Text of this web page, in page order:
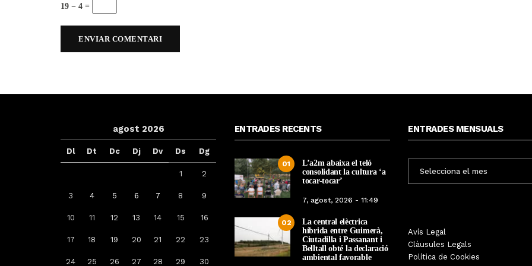
19 − 4 =
agost 2026
Dl Dt Dc Dj Dv Ds Dg
1 2
3 4 5 6 7 8 9
10 11 12 13 14 15 16
17 18 19 20 21 22 23
24 25 26 27 28 29 30
ENTRADES RECENTS
01
L’a2m abaixa el teló
consolidant la cultura ‘a
tocar-tocar’
7, agost, 2026 - 11:49
02
La central elèctrica
híbrida entre Guimerà,
Ciutadilla i Passanant i
Belltall obté la declaració
ambiental favorable
ENTRADES MENSUALS
MENSUALS
Avís Legal
Clàusules Legals
Política de Cookies
Arrenca la campanya de
vacunació: a qui li toca la de la
grip, COVID-19 o totes dues
Tàrrega farà bategar la història
amb l’estrena de “Lo Pedrafoc”,
la nova bèstia festiva de
Tàrrega edita un
història dels gegants
en el marc de la